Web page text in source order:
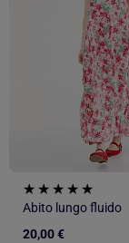
Abito lungo fluido
20,00 €